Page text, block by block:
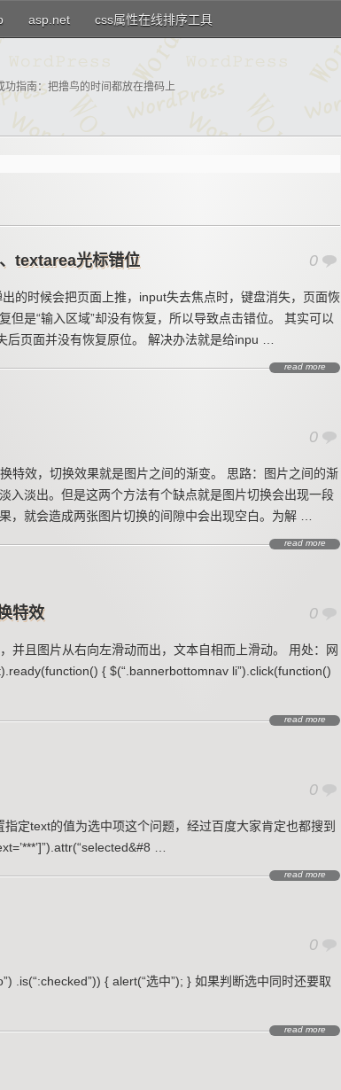
asp.net css属性在线排序工具
功指南：把撸鸟的时间都放在撸码上
textarea光标错位
的时候会把页面上推，input失去焦点时，键盘消失，页面恢
是“输入区域”却没有恢复，所以导致点击错位。 其实可以
页面并没有恢复原位。 解决办法就是给inpu …
read more
0
特效，切换效果就是图片之间的渐变。 思路：图片之间的渐
入淡出。但是这两个方法有个缺点就是图片切换会出现一段
，就会造成两张图片切换的间隙中会出现空白。为解 …
read more
0
特效
并且图片从右向左滑动而出，文本自相而上滑动。 用处：网
{ $(“.bannerbottomnav li”).click(function()
read more
0
定text的值为选中项这个问题，经过百度大家肯定也都搜到
…
read more
0
.is(“:checked”)) { alert(“选中”); } 如果判断选中同时还要取
read more
0